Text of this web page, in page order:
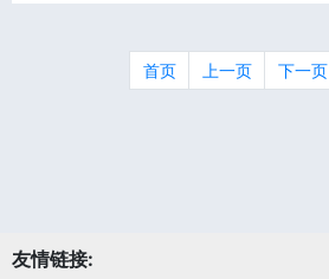
首页 上一页 下一页
友情链接: